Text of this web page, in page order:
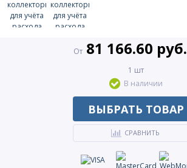
От 81 166.60 руб.
1 шт
В наличии
ВЫБРАТЬ ТОВАР
СРАВНИТЬ